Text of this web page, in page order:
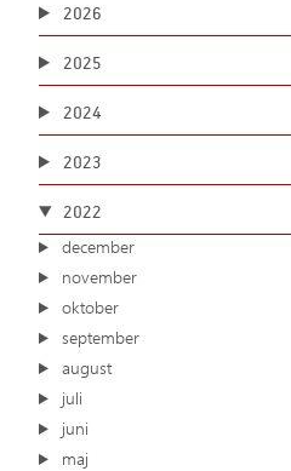
2026
2025
2024
2023
2022
december
november
oktober
september
august
juli
juni
maj